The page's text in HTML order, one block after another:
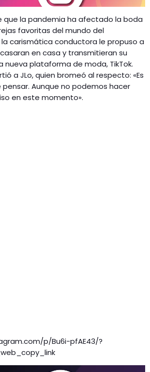
que la pandemia ha afectado la boda
favoritas del mundo del
carismática conductora le propuso a
en casa y transmitieran su
nueva plataforma de moda, TikTok.
a JLo, quien bromeó al respecto: «Es
Aunque no podemos hacer
en este momento».
p/Bu6i-pfAE43/?